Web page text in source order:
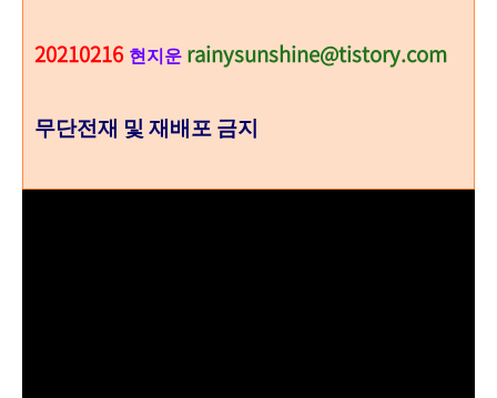
20210216 현지운 rainysunshine@tistory.com
무단전재 및 재배포 금지